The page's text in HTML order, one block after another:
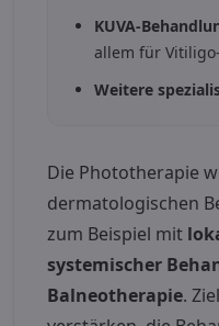
KUVA-
allem für
Weitere
Die Phototherapie
dermatologischen
zum Beispiel mit
systemischer
Balneotherapie.